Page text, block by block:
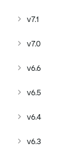
v7.1
v7.0
v6.6
v6.5
v6.4
v6.3